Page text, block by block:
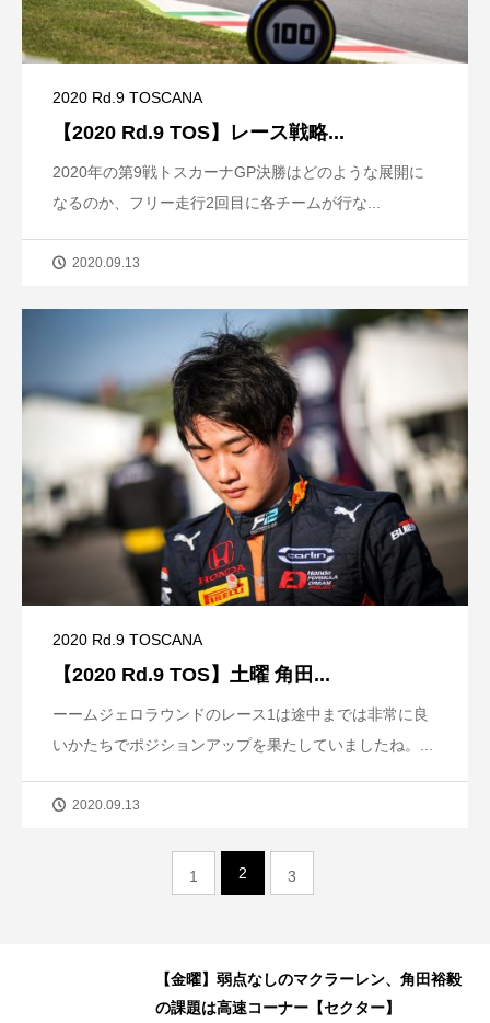
2020 Rd.9 TOSCANA
【2020 Rd.9 TOS】レース戦略...
2020年の第9戦トスカーナGP決勝はどのような展開に
なるのか、フリー走行2回目に各チームが行な...
2020.09.13
2020 Rd.9 TOSCANA
【2020 Rd.9 TOS】土曜 角田...
ーームジェロラウンドのレース1は途中までは非常に良
いかたちでポジションアップを果たしていましたね。...
2020.09.13
1 2 3
【金曜】弱点なしのマクラーレン、角田裕毅
の課題は高速コーナー【セクター】